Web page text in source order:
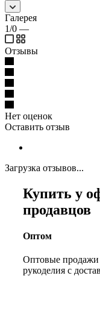
Галерея
1/0 —
Отзывы
Нет оценок
Оставить отзыв
Загрузка отзывов...
Купить у
продавцов
Оптом
Оптовые продажи
рукоделия с